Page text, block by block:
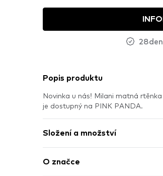
Popis produktu
Novinka u nás! Milani matná
je dostupný na PINK PANDA.
Složení a množství
O značce